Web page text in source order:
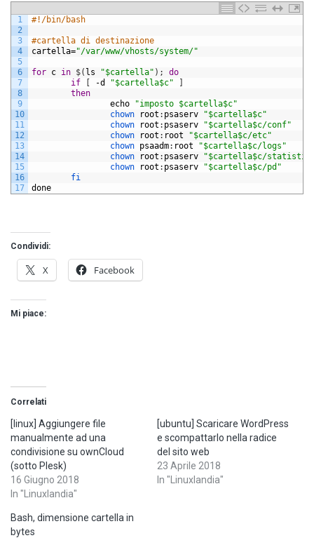
1
2
3
4
5
6
7
8
9
10
11
12
13
14
15
16
17
#!/bin/bash
#cartella di destinazione
cartella="/var/www/vhosts/system/"
for c in $( ls "$cartella" ) ;
do
if
-d "$cartella$c"
then
echo
"imposto $cartella$c"
chown
root : psaserv
"$cartella$c"
chown
root : psaserv
"$cartella$c/conf"
chown
root : root
"$cartella$c/etc"
chown psaadm: root
"$cartella$c/logs"
chown
root : psaserv
"$cartella$c/
chown
root : psaserv
"$cartella$c/pd"
fi
done
Condividi:
X Facebook
Mi piace:
Correlati
[linux] Aggiungere file
manualmente ad una
condivisione su ownCloud
(sotto Plesk)
16 Giugno 2018
In "Linuxlandia"
[ubuntu] Scaricare WordPress
e scompattarlo nella radice
del sito web
23 Aprile 2018
In "Linuxlandia"
Bash, dimensione cartella in
bytes